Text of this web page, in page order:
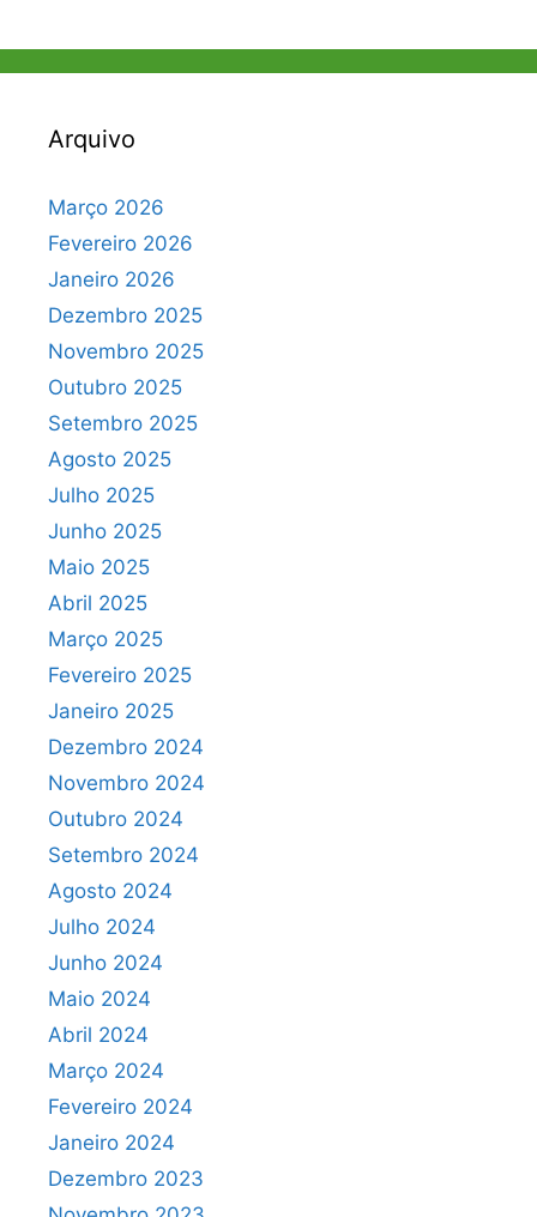
Arquivo
Março 2026
Fevereiro 2026
Janeiro 2026
Dezembro 2025
Novembro 2025
Outubro 2025
Setembro 2025
Agosto 2025
Julho 2025
Junho 2025
Maio 2025
Abril 2025
Março 2025
Fevereiro 2025
Janeiro 2025
Dezembro 2024
Novembro 2024
Outubro 2024
Setembro 2024
Agosto 2024
Julho 2024
Junho 2024
Maio 2024
Abril 2024
Março 2024
Fevereiro 2024
Janeiro 2024
Dezembro 2023